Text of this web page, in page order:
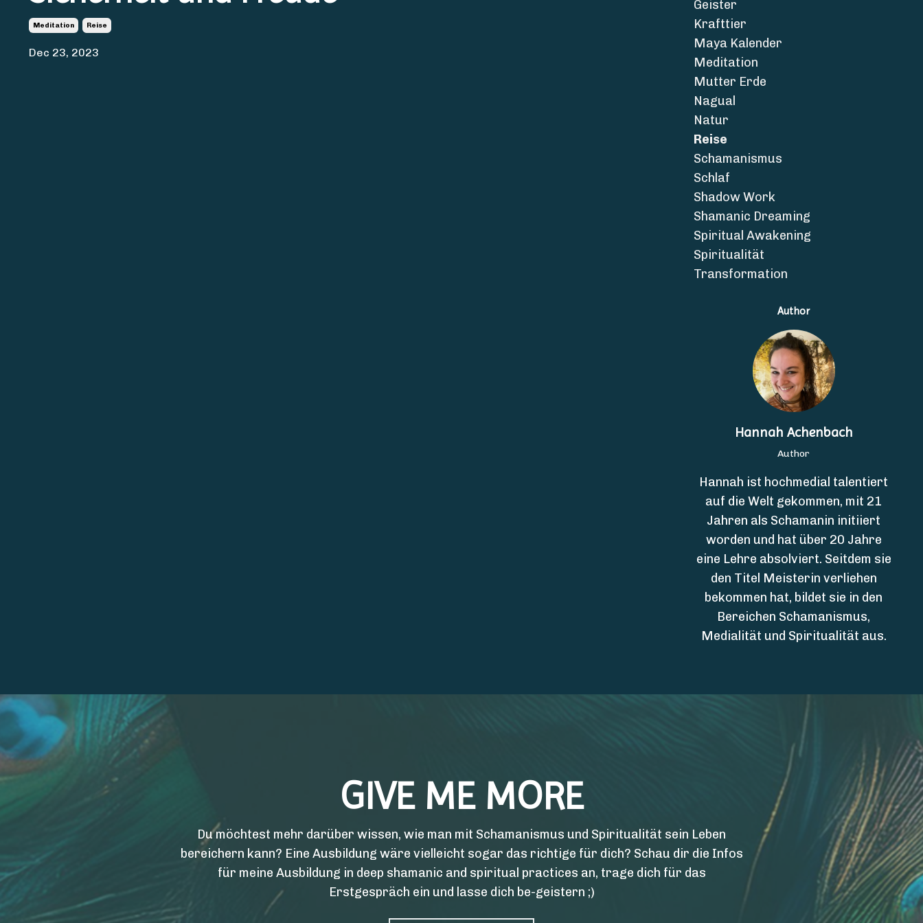
Meditation Reise
Dec 23, 2023
Geister
Krafttier
Maya Kalender
Meditation
Mutter Erde
Nagual
Natur
Reise
Schamanismus
Schlaf
Shadow Work
Shamanic Dreaming
Spiritual Awakening
Spiritualität
Transformation
Author
Hannah Achenbach
Author
Hannah ist hochmedial talentiert
auf die Welt gekommen, mit 21
Jahren als Schamanin initiiert
worden und hat über 20 Jahre
eine Lehre absolviert. Seitdem sie
den Titel Meisterin verliehen
bekommen hat, bildet sie in den
Bereichen Schamanismus,
Medialität und Spiritualität aus.
GIVE ME MORE
Du möchtest mehr darüber wissen, wie man mit Schamanismus und Spiritualität sein Leben
bereichern kann? Eine Ausbildung wäre vielleicht sogar das richtige für dich? Schau dir die Infos
für meine Ausbildung in deep shamanic and spiritual practices an, trage dich für das
Erstgespräch ein und lasse dich be-geistern ;)